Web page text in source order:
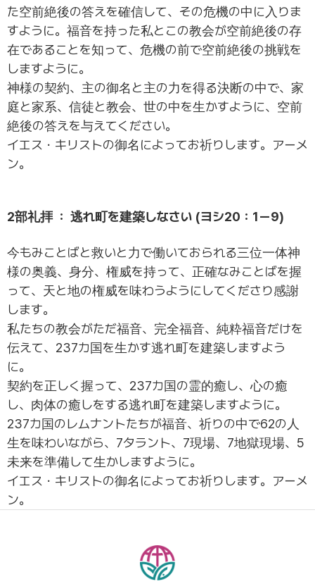
た空前絶後の答えを確信して、その危機の中に入りま
すように。福音を持った私とこの教会が空前絶後の存
在であることを知って、危機の前で空前絶後の挑戦を
しますように。
神様の契約、主の御名と主の力を得る決断の中で、家
庭と家系、信徒と教会、世の中を生かすように、空前
絶後の答えを与えてください。
イエス・キリストの御名によってお祈りします。アーメ
ン。
2部礼拝 ： 逃れ町を建築しなさい (ヨシ20：1ー9)
今もみことばと救いと力で働いておられる三位一体神
様の奥義、身分、権威を持って、正確なみことばを握
って、天と地の権威を味わうようにしてくださり感謝
します。
私たちの教会がただ福音、完全福音、純粋福音だけを
伝えて、237カ国を生かす逃れ町を建築しますよう
に。
契約を正しく握って、237カ国の霊的癒し、心の癒
し、肉体の癒しをする逃れ町を建築しますように。
237カ国のレムナントたちが福音、祈りの中で62の人
生を味わいながら、7タラント、7現場、7地獄現場、5
未来を準備して生かしますように。
イエス・キリストの御名によってお祈りします。アーメ
ン。